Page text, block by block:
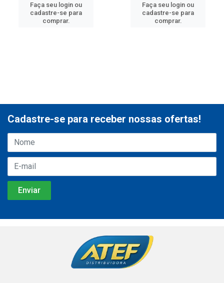
Faça seu login ou
cadastre-se para
comprar.
Faça seu login ou
cadastre-se para
comprar.
Cadastre-se para receber nossas ofertas!